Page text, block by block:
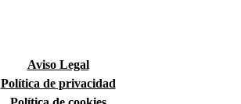
Aviso Legal
Política de privacidad